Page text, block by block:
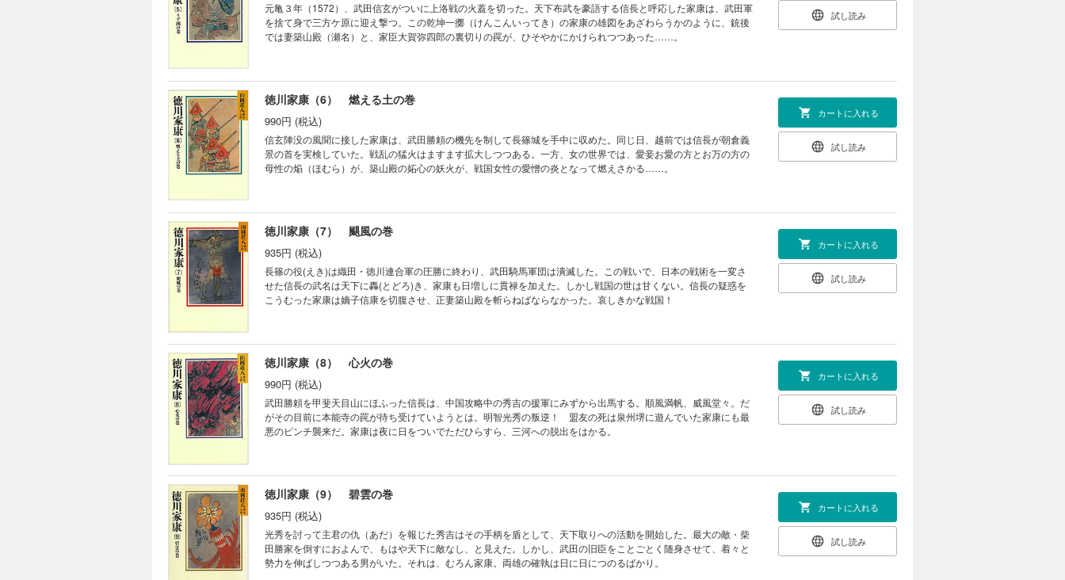
元亀３年（1572）、武田信玄がついに上洛戦の火蓋を切った。天下布武を豪語する信長と呼応した家康は、武田軍
を捨て身で三方ケ原に迎え撃つ。この乾坤一擲（けんこんいってき）の家康の雄図をあざわらうかのように、銃後
では妻築山殿（瀬名）と、家臣大賀弥四郎の裏切りの罠が、ひそやかにかけられつつあった……。
試し読み
徳川家康（6） 燃える土の巻
990円 (税込)
信玄陣没の風聞に接した家康は、武田勝頼の機先を制して長篠城を手中に収めた。同じ日、越前では信長が朝倉義
景の首を実検していた。戦乱の猛火はますます拡大しつつある。一方、女の世界では、愛妾お愛の方とお万の方の
母性の焔（ほむら）が、築山殿の妬心の妖火が、戦国女性の愛憎の炎となって燃えさかる……。
カートに入れる
試し読み
徳川家康（7） 颶風の巻
935円 (税込)
長篠の役(えき)は織田・徳川連合軍の圧勝に終わり、武田騎馬軍団は潰滅した。この戦いで、日本の戦術を一変さ
せた信長の武名は天下に轟(とどろ)き、家康も日増しに貫禄を加えた。しかし戦国の世は甘くない。信長の疑惑を
こうむった家康は嫡子信康を切腹させ、正妻築山殿を斬らねばならなかった。哀しきかな戦国！
カートに入れる
試し読み
徳川家康（8） 心火の巻
990円 (税込)
武田勝頼を甲斐天目山にほふった信長は、中国攻略中の秀吉の援軍にみずから出馬する。順風満帆、威風堂々。だ
がその目前に本能寺の罠が待ち受けていようとは。明智光秀の叛逆！ 盟友の死は泉州堺に遊んでいた家康にも最
悪のピンチ襲来だ。家康は夜に日をついでただひらすら、三河への脱出をはかる。
カートに入れる
試し読み
徳川家康（9） 碧雲の巻
935円 (税込)
光秀を討って主君の仇（あだ）を報じた秀吉はその手柄を盾として、天下取りへの活動を開始した。最大の敵・柴
田勝家を倒すにおよんで、もはや天下に敵なし、と見えた。しかし、武田の旧臣をことごとく随身させて、着々と
勢力を伸ばしつつある男がいた。それは、むろん家康。両雄の確執は日に日につのるばかり。
カートに入れる
試し読み